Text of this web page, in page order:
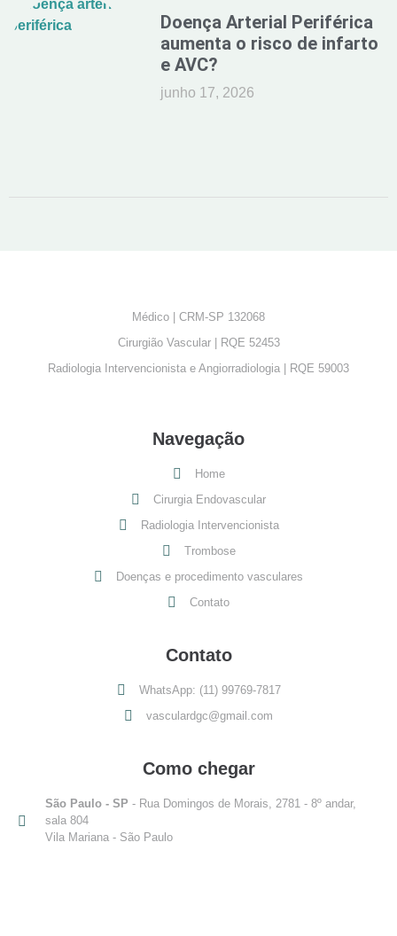
Doença Arterial Periférica
aumenta o risco de infarto
e AVC?
junho 17, 2026
Médico | CRM-SP 132068
Cirurgião Vascular | RQE 52453
Radiologia Intervencionista e Angiorradiologia | RQE 59003
Navegação
Home
Cirurgia Endovascular
Radiologia Intervencionista
Trombose
Doenças e procedimento vasculares
Contato
Contato
WhatsApp: (11) 99769-7817
vasculardgc@gmail.com
Como chegar
São Paulo - SP - Rua Domingos de Morais, 2781 - 8º andar,
sala 804
Vila Mariana - São Paulo